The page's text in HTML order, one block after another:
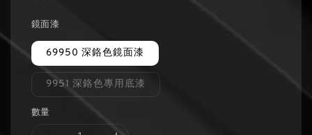
鏡面漆
69950 深鉻色鏡面漆
9951 深鉻色專用底漆
數量